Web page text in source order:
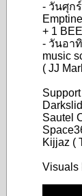
- วันศุก
+ 1
- วันอา
music
( JJ
Sautel
Kijjaz (
Visuals